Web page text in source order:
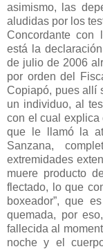
asimismo, las
aludidas por los
Concordante con
está la
de julio de 2006
por orden del
Copiapó, pues allí
un individuo, al
con el cual explica
que le llamó la
Sanzana,
extremidades
muere producto
flectado, lo que
boxeador”, que
quemada, por
fallecida al
noche y el